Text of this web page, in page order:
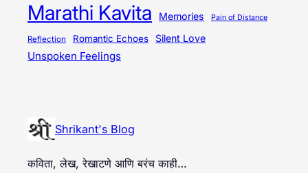
Marathi Kavita Memories Pain of Distance
Reflection Romantic Echoes Silent Love
Unspoken Feelings
Shrikant's Blog
कविता, लेख, रेखाटणे आणि बरंच काही…